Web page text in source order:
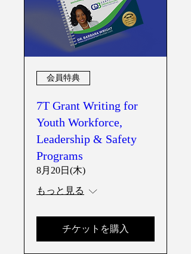
会員特典
7T Grant Writing for
Youth Workforce,
Leadership & Safety
Programs
8月20日(木)
もっと見る
チケットを購入